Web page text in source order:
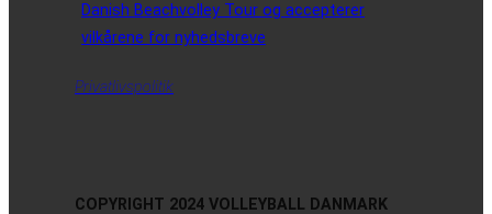
Danish Beachvolley Tour og accepterer
vilkårene for nyhedsbreve
Privatlivspolitik
COPYRIGHT 2024 VOLLEYBALL DANMARK